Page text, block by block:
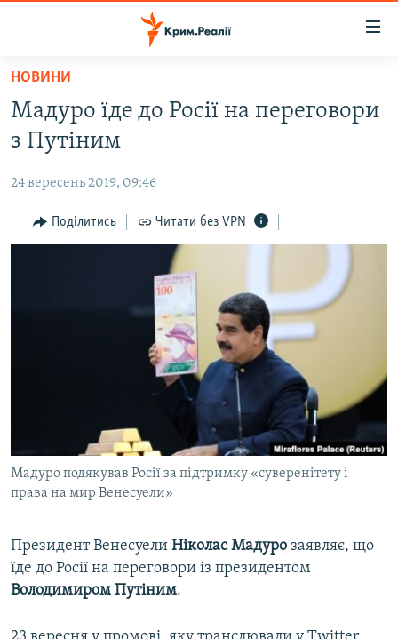
Перейти
основного
матеріалу
Перейти
до
навігації
Перейти
ВОДА.КРИМ
ВІДЕО ТА ФОТО
ПОЛІТИКА
БЛОГИ
СВІДЧЕННЯ ОКУПАЦІЇ
УКРАЇНСЬКА ПРОБЛЕМА КРИМУ
ЯК ОБІЙТИ БЛОКУВАННЯ
Qırımtatar
Усі сайти RFE/RL
НОВИНИ
Мадуро їде до Росії на переговори
з Путіним
24 вересень 2019, 09:46
Поділитись Читати без VPN
Мадуро подякував Росії за підтримку «суверенітету і
права на мир Венесуели»
Президент Венесуели Ніколас Мадуро заявляє, що
їде до Росії на переговори із президентом
Володимиром Путіним.